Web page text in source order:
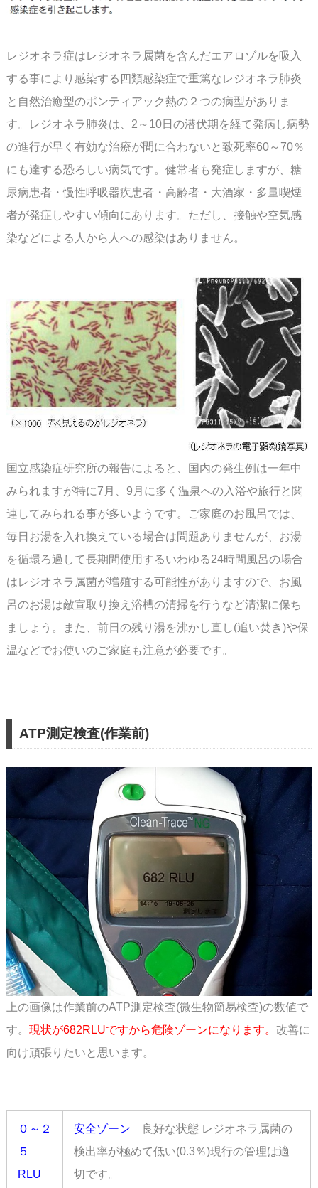
レジオネラ症はレジオネラ属菌を含んだエアロゾルを吸入
する事により感染する四類感染症で重篤なレジオネラ肺炎
と自然治癒型のポンティアック熱の２つの病型がありま
す。
レジオネラ肺炎は、2～10日の潜伏期を経て発病し病勢
の進行が早く有効な治療が間に合わないと致死率60～70％
にも達する恐ろしい病気です。 健常者も発症しますが、糖
尿病患者・慢性呼吸器疾患者・高齢者・大酒家・多量喫煙
者が発症 しやすい傾向にあります。 ただし、接触や空気感
染などによる人から人への感染はありません。
国立感染症研究所の報告によると、国内の発生例は一年中
みられますが特に7月、9月に多く 温泉への入浴や旅行と関
連してみられる事が多いようです。ご家庭のお風呂では、
毎日お湯を 入れ換えている場合は問題ありませんが、お湯
を循環ろ過して長期間使用するいわゆる24時間 風呂の場合
はレジオネラ属菌が増殖する可能性がありますので、お風
呂のお湯は敵宣取り換え 浴槽の清掃を行うなど清潔に保ち
ましょう。また、前日の残り湯を沸かし直し(追い焚き)や保
温などでお使いのご家庭も注意が必要です。
ATP測定検査(作業前)
上の画像は作業前のATP測定検査(微生物簡易検査)の数値で
す。 現状が682RLUですから危険ゾーンになります。 改善に
向け頑張りたいと思います。
０～２
５
RLU
安全ゾーン
良好な状態 レジオネラ属菌の
検出率が極めて低い(0.3％)現行の管理は適
切です。